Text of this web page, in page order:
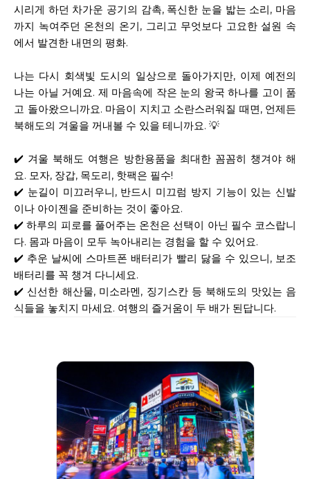
시리게 하던 차가운 공기의 감촉, 폭신한 눈을 밟는 소리, 마음
까지 녹여주던 온천의 온기, 그리고 무엇보다 고요한 설원 속
에서 발견한 내면의 평화.
나는 다시 회색빛 도시의 일상으로 돌아가지만, 이제 예전의
나는 아닐 거예요. 제 마음속에 작은 눈의 왕국 하나를 고이 품
고 돌아왔으니까요. 마음이 지치고 소란스러워질 때면, 언제든
북해도의 겨울을 꺼내볼 수 있을 테니까요. 💡
✔️ 겨울 북해도 여행은 방한용품을 최대한 꼼꼼히 챙겨야 해
요. 모자, 장갑, 목도리, 핫팩은 필수!
✔️ 눈길이 미끄러우니, 반드시 미끄럼 방지 기능이 있는 신발
이나 아이젠을 준비하는 것이 좋아요.
✔️ 하루의 피로를 풀어주는 온천은 선택이 아닌 필수 코스랍니
다. 몸과 마음이 모두 녹아내리는 경험을 할 수 있어요.
✔️ 추운 날씨에 스마트폰 배터리가 빨리 닳을 수 있으니, 보조
배터리를 꼭 챙겨 다니세요.
✔️ 신선한 해산물, 미소라멘, 징기스칸 등 북해도의 맛있는 음
식들을 놓치지 마세요. 여행의 즐거움이 두 배가 된답니다.